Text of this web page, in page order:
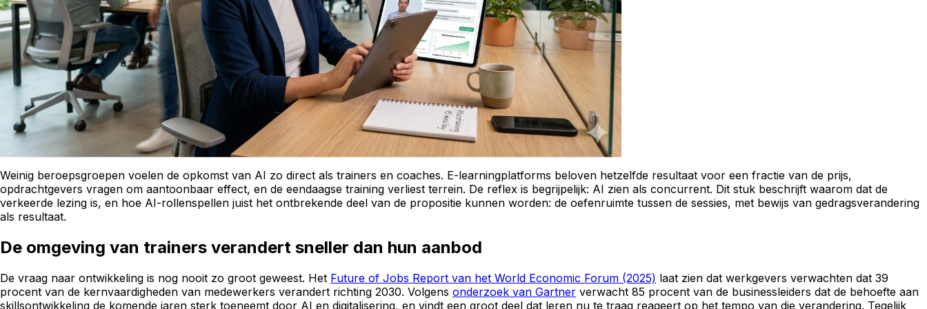
Weinig beroepsgroepen voelen de opkomst van AI zo direct als trainers en coaches. E-learningplatforms beloven hetzelfde resultaat voor een fractie van de prijs,
opdrachtgevers vragen om aantoonbaar effect, en de eendaagse training verliest terrein. De reflex is begrijpelijk: AI zien als concurrent. Dit stuk beschrijft waarom dat de
verkeerde lezing is, en hoe AI-rollenspellen juist het ontbrekende deel van de propositie kunnen worden: de oefenruimte tussen de sessies, met bewijs van gedragsverandering
als resultaat.
De omgeving van trainers verandert sneller dan hun aanbod
De vraag naar ontwikkeling is nog nooit zo groot geweest. Het Future of Jobs Report van het World Economic Forum (2025) laat zien dat werkgevers verwachten dat 39
procent van de kernvaardigheden van medewerkers verandert richting 2030. Volgens onderzoek van Gartner verwacht 85 procent van de businessleiders dat de behoefte aan
skillsontwikkeling de komende jaren sterk toeneemt door AI en digitalisering, en vindt een groot deel dat leren nu te traag reageert op het tempo van die verandering. Tegelijk